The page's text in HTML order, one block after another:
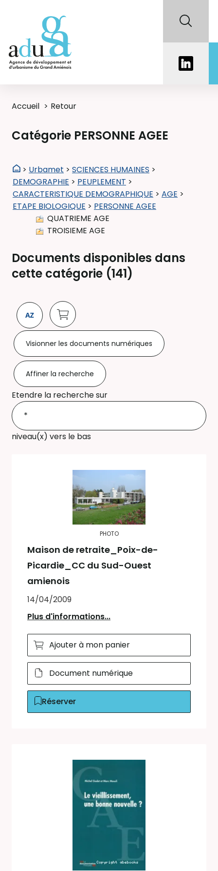
Accueil Retour
Catégorie PERSONNE AGEE
> Urbamet > SCIENCES HUMAINES >
DEMOGRAPHIE > PEUPLEMENT >
CARACTERISTIQUE DEMOGRAPHIQUE > AGE >
ETAPE BIOLOGIQUE > PERSONNE AGEE
QUATRIEME AGE
TROISIEME AGE
Documents disponibles dans
cette catégorie (141)
Visionner les documents numériques
Affiner la recherche
Etendre la recherche sur
niveau(x) vers le bas
PHOTO
Maison de retraite_Poix-de-
Picardie_CC du Sud-Ouest
amienois
14/04/2009
Plus d'informations...
Ajouter à mon panier
Document numérique
Réserver